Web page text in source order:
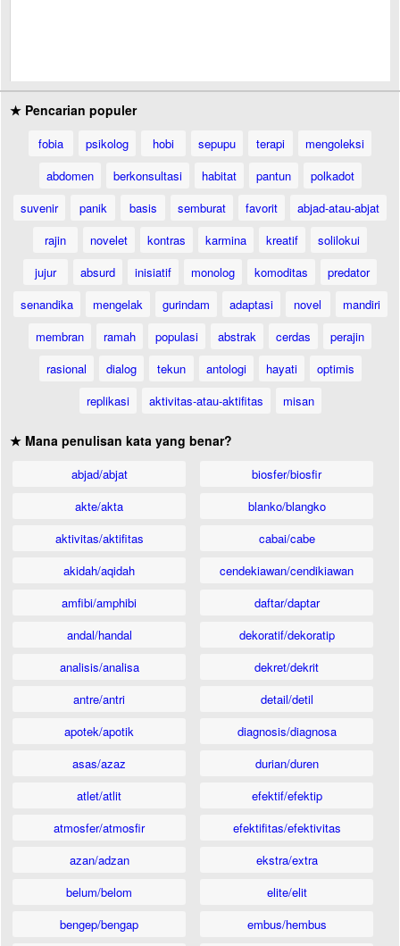
★ Pencarian populer
fobia psikolog hobi sepupu terapi
mengoleksi
abdomen
berkonsultasi habitat pantun
polkadot
suvenir
panik basis semburat favorit
abjad-atau-abjat
rajin
novelet kontras karmina kreatif
solilokui
jujur
absurd inisiatif monolog komoditas
predator
senandika
mengelak gurindam adaptasi novel
mandiri
membran
ramah populasi abstrak cerdas
perajin
rasional
dialog tekun antologi hayati
optimis
replikasi
aktivitas-atau-aktifitas misan
★ Mana penulisan kata yang benar?
abjad/abjat
akte/akta
aktivitas/aktifitas
akidah/aqidah
amfibi/amphibi
andal/handal
analisis/analisa
antre/antri
apotek/apotik
asas/azaz
atlet/atlit
atmosfer/atmosfir
azan/adzan
belum/belom
bengep/bengap
biosfer/biosfir
blanko/blangko
cabai/cabe
cendekiawan/cendikiawan
daftar/daptar
dekoratif/dekoratip
dekret/dekrit
detail/detil
diagnosis/diagnosa
durian/duren
efektif/efektip
efektifitas/efektivitas
ekstra/extra
elite/elit
embus/hembus